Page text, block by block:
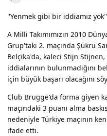
''Yenmek gibi bir iddiamız yok''
A Milli Takımımızın 2010
Grup'taki 2. maçında Şükrü
Belçika'da, kaleci Stijn
iddialarının bulunmadığını
için büyük başarı olacağını
Club Brugge'da forma giyen
maçındaki 3 puanı alma
nedeniyle Türkiye maçının
ifade etti.